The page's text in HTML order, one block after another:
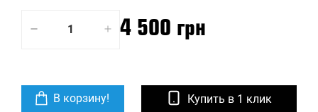
4 500 грн
В корзину! Купить в 1 клик